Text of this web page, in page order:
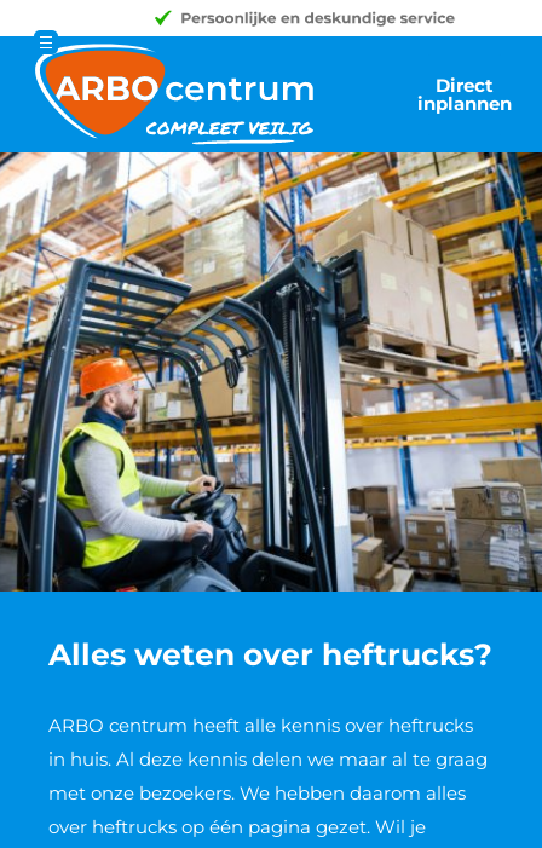
Direct
inplannen
Alles weten over heftrucks?
ARBO centrum heeft alle kennis over heftrucks
in huis. Al deze kennis delen we maar al te graag
met onze bezoekers. We hebben daarom alles
over heftrucks op één pagina gezet. Wil je